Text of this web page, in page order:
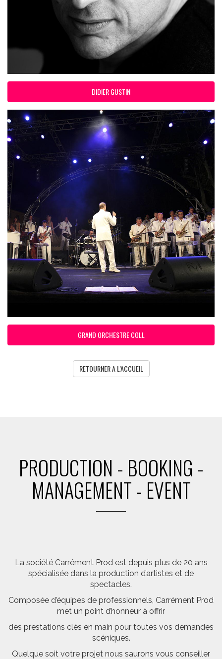
DIDIER GUSTIN
GRAND ORCHESTRE COLL
RETOURNER A L'ACCUEIL
PRODUCTION - BOOKING -
MANAGEMENT - EVENT
La société Carrément Prod est depuis plus de 20 ans
spécialisée dans la production d’artistes et de
spectacles.
Composée d’équipes de professionnels, Carrément Prod
met un point d’honneur à offrir
des prestations clés en main pour toutes vos demandes
scéniques.
Quelque soit votre projet nous saurons vous conseiller